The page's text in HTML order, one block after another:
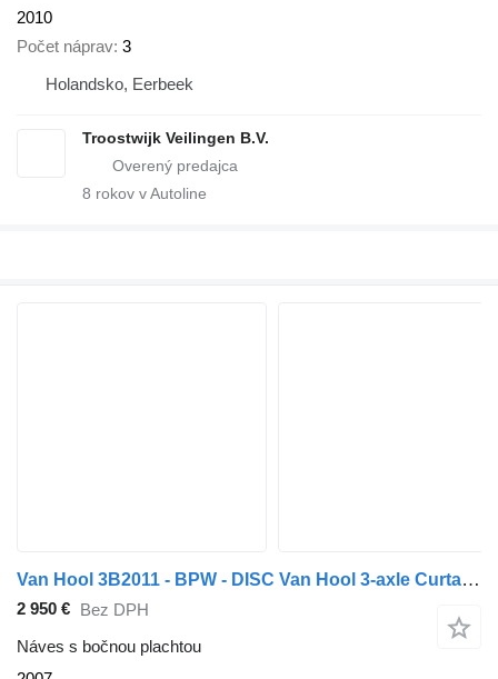
2010
Počet náprav 3
Holandsko, Eerbeek
Troostwijk Veilingen B.V.
8 rokov v Autoline
Van Hool 3B2011 - BPW - DISC Van Hool 3-axle Curtainside Trailer - BPW -
2 950 € Bez DPH
Náves s bočnou plachtou